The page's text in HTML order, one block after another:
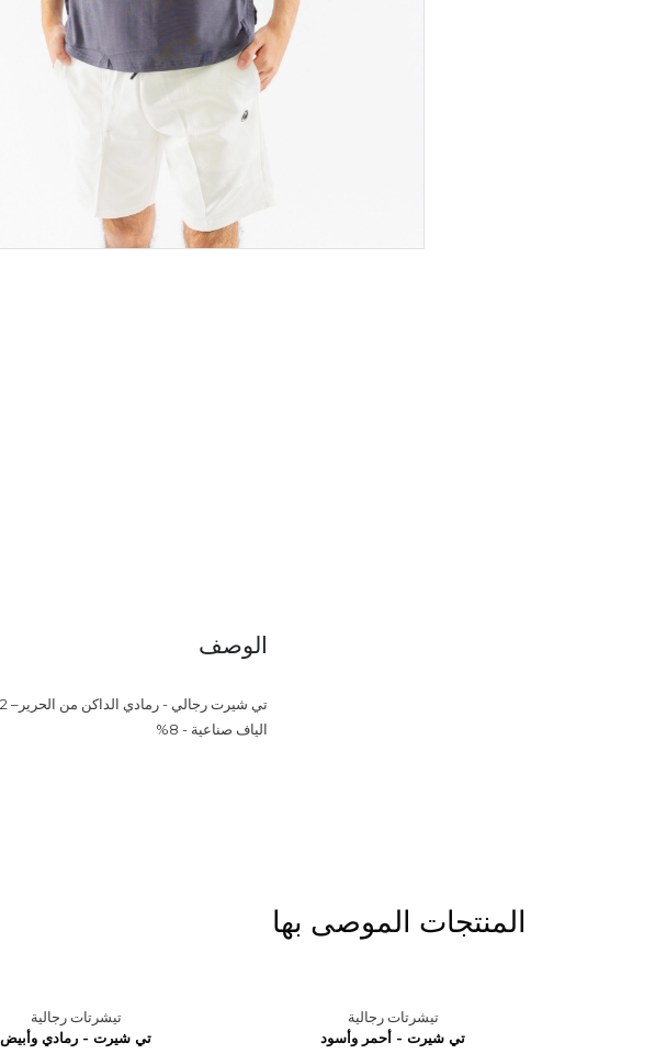
الوصف
تي شيرت رجالي - رمادي الداكن من الحرير– 92%
الياف صناعية - 8%
المنتجات الموصى بها
تيشرتات رجالية
تي شيرت - أحمر وأسود
تيشرتات رجالية
تي شيرت - رمادي وأبيض